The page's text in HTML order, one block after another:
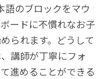
語のブロックをマウ
ードに不慣れなお子
られます。どうして
講師が丁寧にフォ
進めることができる